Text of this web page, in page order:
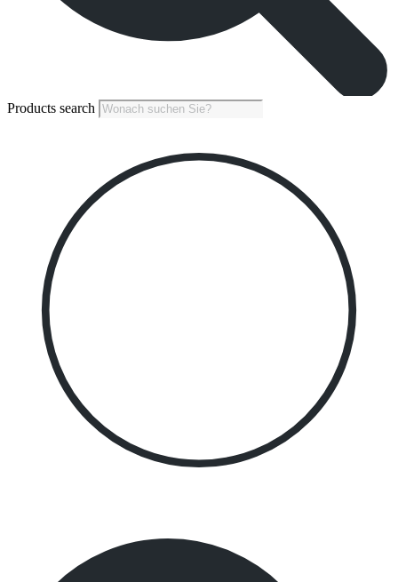
Products search